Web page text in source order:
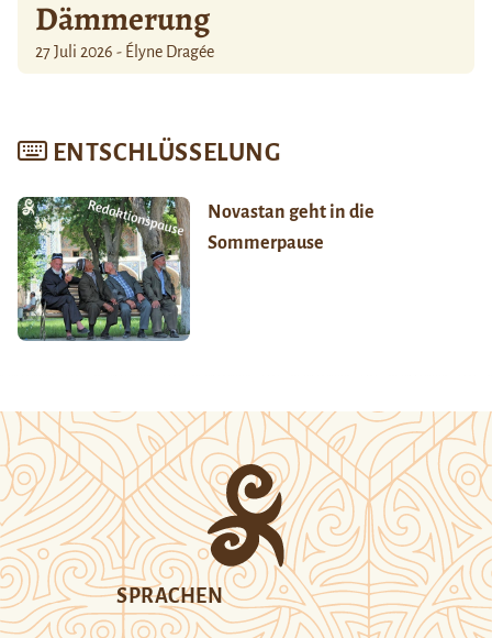
Dämmerung
27 Juli 2026 - Élyne Dragée
ENTSCHLÜSSELUNG
Novastan geht in die
Sommerpause
SPRACHEN